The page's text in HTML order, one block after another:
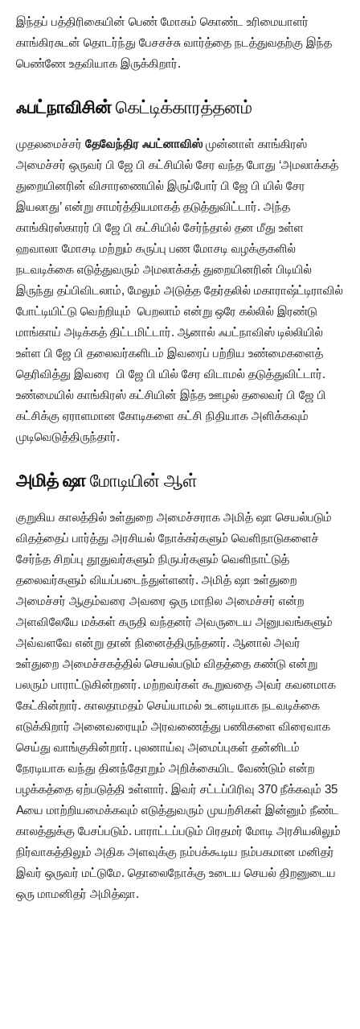
இந்தப் பத்திரிகையின் பெண் மோகம் கொண்ட உரிமையாளர்
காங்கிரசுடன் தொடர்ந்து பேசசச்சு வார்த்தை நடத்துவதற்கு இந்த
பெண்ணே உதவியாக இருக்கிறார்.
ஃபட்நாவிசின்கெட்டிக்காரத்தனம்
முதலமைச்சர் தேவேந்திர ஃபட்னாவிஸ் முன்னாள் காங்கிரஸ்
அமைச்சர் ஒருவர் பி ஜே பி கட்சியில் சேர வந்த போது ‘அமலாக்கத்
துறையினரின் விசாரணையில் இருப்போர் பி ஜே பி யில் சேர
இயலாது’ என்று சாமர்த்தியமாகத் தடுத்துவிட்டார். அந்த
காங்கிரஸ்காரர் பி ஜே பி கட்சியில் சேர்ந்தால் தன மீது உள்ள
ஹவாலா மோசடி மற்றும் கருப்பு பண மோசடி வழக்குகளில்
நடவடிக்கை எடுத்துவரும் அமலாக்கத் துறையினரின் பிடியில்
இருந்து தப்பிவிடலாம், மேலும் அடுத்த தேர்தலில் மகாராஷ்ட்டிராவில்
போட்டியிட்டு வெற்றியும் பெறலாம் என்று ஒரே கல்லில் இரண்டு
மாங்காய் அடிக்கத் திட்டமிட்டார். ஆனால் ஃபட்நாவிஸ் டில்லியில்
உள்ள பி ஜே பி தலைவர்களிடம் இவரைப் பற்றிய உண்மைகளைத்
தெரிவித்து இவரை பி ஜே பி யில் சேர விடாமல் தடுத்துவிட்டார்.
உண்மையில் காங்கிரஸ் கட்சியின் இந்த ஊழல் தலைவர் பி ஜே பி
கட்சிக்கு ஏராளமான கோடிகளை கட்சி நிதியாக அளிக்கவும்
முடிவெடுத்திருந்தார்.
அமித் ஷாமோடியின் ஆள்
குறுகிய காலத்தில் உள்துறை அமைச்சராக அமித் ஷா செயல்படும்
விதத்தைப் பார்த்து அரசியல் நோக்கர்களும் வெளிநாடுகளைச்
சேர்ந்த சிறப்பு தூதுவர்களும் நிருபர்களும் வெளிநாட்டுத்
தலைவர்களும் வியப்படைந்துள்ளனர். அமித் ஷா உள்துறை
அமைச்சர் ஆகும்வரை அவரை ஒரு மாநில அமைச்சர் என்ற
அளவிலேயே மக்கள் கருதி வந்தனர் அவருடைய அனுபவங்களும்
அவ்வளவே என்று தான் நினைத்திருந்தனர். ஆனால் அவர்
உள்துறை அமைச்சகத்தில் செயல்படும் விதத்தை கண்டு என்று
பலரும் பாராட்டுகின்றனர். மற்றவர்கள் கூறுவதை அவர் கவனமாக
கேட்கின்றார். காலதாமதம் செய்யாமல் உடனடியாக நடவடிக்கை
எடுக்கிறார் அனைவரையும் அரவணைத்து பணிகளை விரைவாக
செய்து வாங்குகின்றார். புலனாய்வு அமைப்புகள் தன்னிடம்
நேரடியாக வந்து தினந்தோறும் அறிக்கையிட வேண்டும் என்ற
பழக்கத்தை ஏற்படுத்தி உள்ளார். இவர் சட்டப்பிரிவு 370 நீக்கவும் 35
Aயை மாற்றியமைக்கவும் எடுத்துவரும் முயற்சிகள் இன்னும் நீண்ட
காலத்துக்கு பேசப்படும். பாராட்டப்படும் பிரதமர் மோடி அரசியலிலும்
நிர்வாகத்திலும் அதிக அளவுக்கு நம்பக்கூடிய நம்பகமான மனிதர்
இவர் ஒருவர் மட்டுமே. தொலைநோக்கு உடைய செயல் திறனுடைய
ஒரு மாமனிதர் அமித்ஷா.